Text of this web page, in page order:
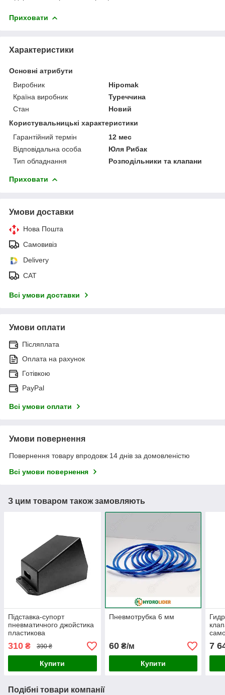
Приховати
Характеристики
Основні атрибути
Виробник
Hipomak
Країна виробник
Туреччина
Стан
Новий
Користувальницькі характеристики
Гарантійний термін
12 мес
Відповідальна особа
Юля Рибак
Тип обладнання
Розподільники та клапани
Приховати
Умови доставки
Нова Пошта
Самовивіз
Delivery
САТ
Всі умови доставки
Умови оплати
Післяплата
Оплата на рахунок
Готівкою
PayPal
Всі умови оплати
Умови повернення
Повернення товару впродовж 14 днів за домовленістю
Всі умови повернення
З цим товаром також замовляють
Підставка-супорт
пневматичного джойстика
пластикова
310 ₴ 390 ₴
Купити
Пневмотрубка 6 мм
60₴/м
Купити
7
Подібні товари компанії